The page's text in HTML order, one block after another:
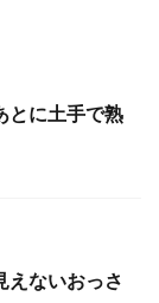
とに土手で熟
えないおっさ